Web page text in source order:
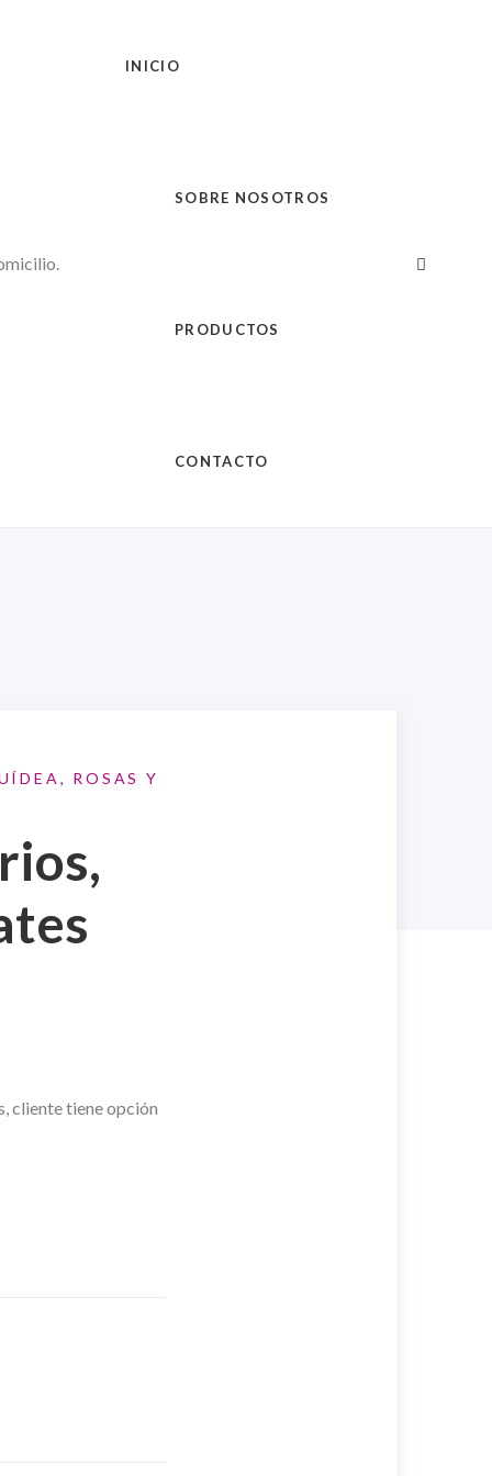
INICIO
SOBRE NOSOTROS
PRODUCTOS
CONTACTO
ROSAS Y
cliente tiene opción